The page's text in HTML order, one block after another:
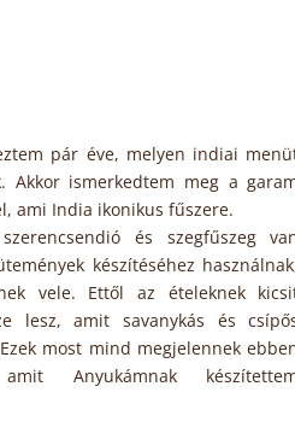
pár éve, melyen indiai
Akkor ismerkedtem meg a
ami India ikonikus fűszere.
és szegfűszeg
készítéséhez
vele. Ettől az ételeknek
lesz, amit savanykás és
most mind megjelennek
Anyukámnak